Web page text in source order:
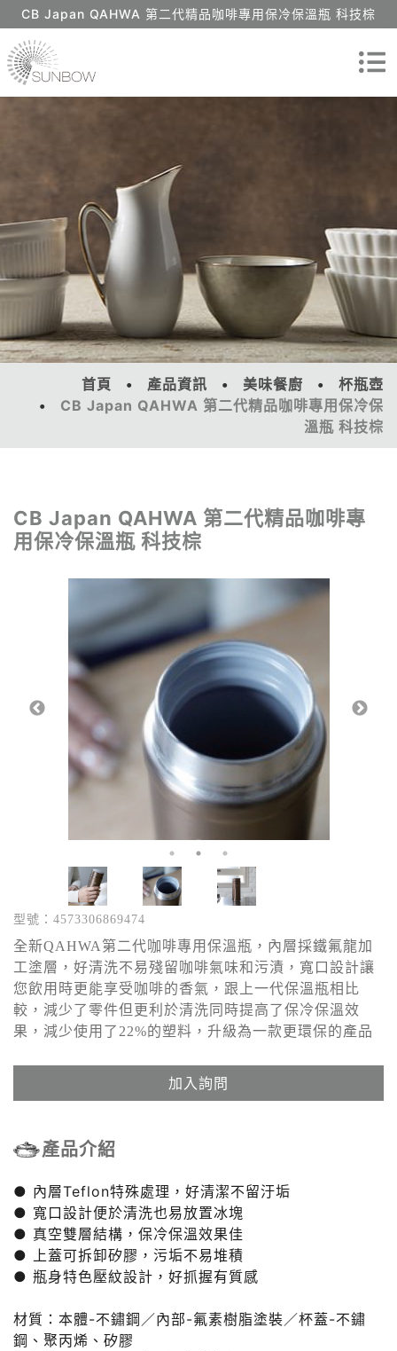
CB Japan QAHWA 第二代精品咖啡專用保冷保溫瓶 科技棕
首頁 產品資訊 美味餐廚
杯瓶壺
CB Japan QAHWA 第二代精品咖啡專用保冷保
溫瓶 科技棕
CB Japan QAHWA 第二代精品咖啡專
用保冷保溫瓶 科技棕
型號：4573306869474
全新QAHWA第二代咖啡專用保溫瓶，內層採鐵氟龍加
工塗層，好清洗不易殘留咖啡氣味和污漬，寬口設計讓
您飲用時更能享受咖啡的香氣，跟上一代保溫瓶相比
較，減少了零件但更利於清洗同時提高了保冷保溫效
果，減少使用了22%的塑料，升級為一款更環保的產品
加入詢問
產品介紹
● 內層Teflon特殊處理，好清潔不留汙垢
● 寬口設計便於清洗也易放置冰塊
● 真空雙層結構，保冷保溫效果佳
● 上蓋可拆卸矽膠，污垢不易堆積
● 瓶身特色壓紋設計，好抓握有質感
材質：本體-不鏽鋼／內部-氟素樹脂塗裝／杯蓋-不鏽
鋼、聚丙烯、矽膠